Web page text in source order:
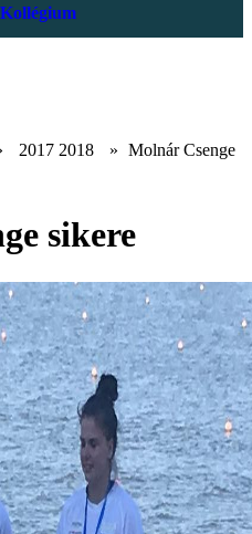
2017 2018 » Molnár Csenge
sikere